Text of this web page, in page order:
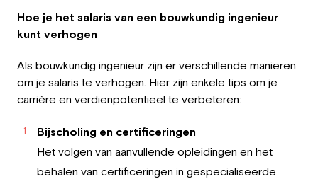
Hoe je het salaris van een bouwkundig ingenieur
kunt verhogen
Als bouwkundig ingenieur zijn er verschillende manieren
om je salaris te verhogen. Hier zijn enkele tips om je
carrière en verdienpotentieel te verbeteren:
Bijscholing en certificeringen
Het volgen van aanvullende opleidingen en het
behalen van certificeringen in gespecialiseerde